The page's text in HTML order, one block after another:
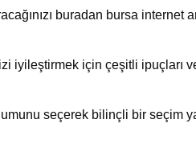
buradan bursa internet
iyileştirmek için çeşitli ipuçları
seçerek bilinçli bir seçim